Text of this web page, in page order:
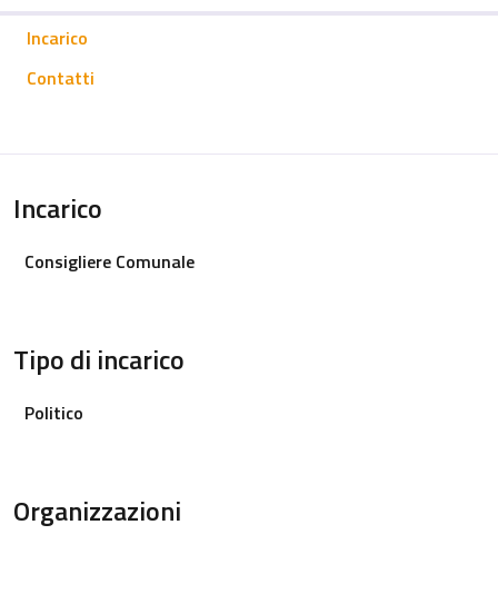
Incarico
Contatti
Incarico
Consigliere Comunale
Tipo di incarico
Politico
Organizzazioni